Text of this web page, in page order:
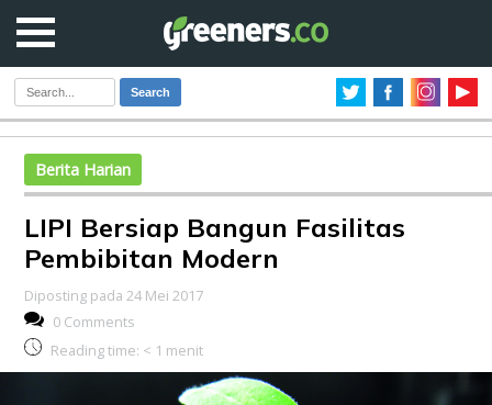
Search
Berita Harian
LIPI Bersiap Bangun Fasilitas
Pembibitan Modern
Diposting pada 24 Mei 2017
0 Comments
Reading time: < 1 menit